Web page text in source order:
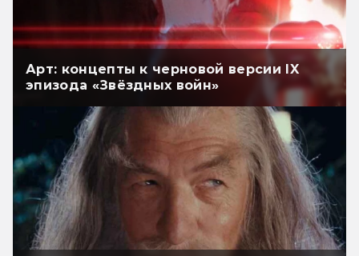
Арт: концепты к черновой версии IX
эпизода «Звёздных войн»